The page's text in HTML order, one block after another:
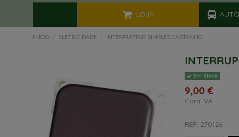
LOJA
INÍCIO ELETRICIDADE INTERRUPTOR SIMPLES CASTANHO
Em Stock
9,00 €
Com IVA
REF: 270126